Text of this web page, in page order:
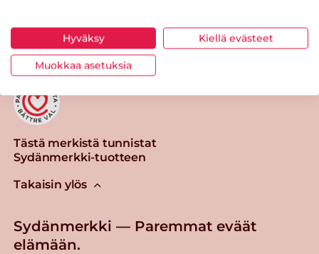
Tästä merkistä tunnistat
Sydänmerkki-tuotteen
Takaisin ylös
Sydänmerkki — Paremmat eväät
elämään.
Hyväksy Kiellä evästeet
Muokkaa asetuksia